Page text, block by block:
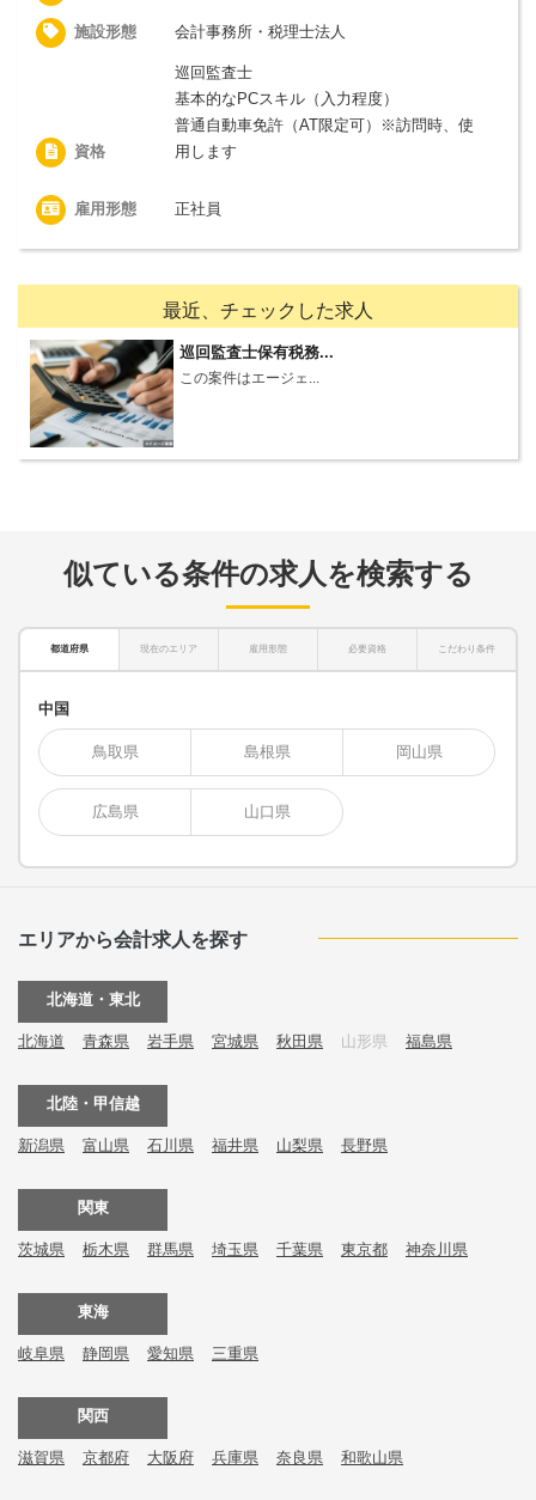
施設形態 会計事務所・税理士法人
資格
巡回監査士
基本的なPCスキル（入力程度）
普通自動車免許（AT限定可）※訪問時、使
用します
雇用形態 正社員
最近、チェックした求人
巡回監査士保有税務...
この案件はエージェ...
似ている条件の求人を検索する
都道府県 現在のエリア 雇用形態 必要資格 こだわり条件
中国
鳥取県 島根県 岡山県
広島県 山口県
エリアから会計求人を探す
北海道・東北
北海道 青森県 岩手県 宮城県 秋田県 山形県 福島県
北陸・甲信越
新潟県 富山県 石川県 福井県 山梨県 長野県
関東
茨城県 栃木県 群馬県 埼玉県 千葉県 東京都 神奈川県
東海
岐阜県 静岡県 愛知県 三重県
関西
滋賀県 京都府 大阪府 兵庫県 奈良県 和歌山県